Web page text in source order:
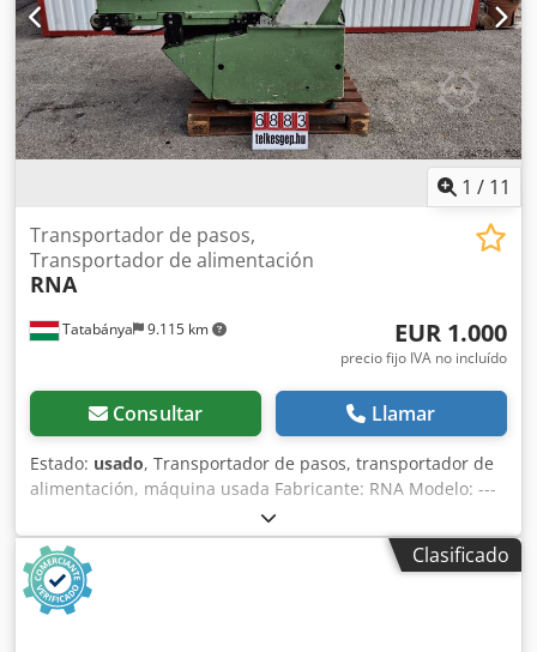
1 / 11
Tatabánya 9.115 km
Transportador de pasos,
Transportador de alimentación
RNA
EUR 1.000
precio fijo IVA no incluído
Consultar Llamar
Estado: usado, Transportador de pasos, transportador de
alimentación, máquina usada Fabricante: RNA Modelo: ---
Dimensiones totales: Ancho: 1850 mm Fondo: 1600 mm
Altura: 1430 mm Chjdpfsyzmbkex Aqwja Datos eléctricos:
400V Tamaño de la banda: 1050 x 560 mm Tamaño del
transportador de pasos: 820 x 610 mm Tamaño de la cinta
transportadora: 1580 x 70 mm (incompleta) ¡En el estado
Clasificado